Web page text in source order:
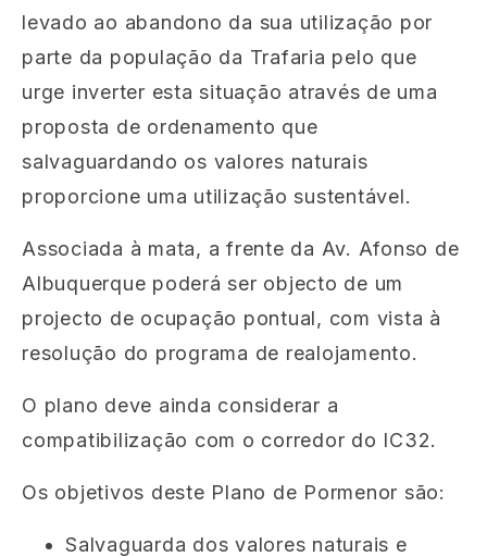
levado ao abandono da sua utilização por
parte da população da Trafaria pelo que
urge inverter esta situação através de uma
proposta de ordenamento que
salvaguardando os valores naturais
proporcione uma utilização sustentável.
Associada à mata, a frente da Av. Afonso de
Albuquerque poderá ser objecto de um
projecto de ocupação pontual, com vista à
resolução do programa de realojamento.
O plano deve ainda considerar a
compatibilização com o corredor do IC32.
Os objetivos deste Plano de Pormenor são:
Salvaguarda dos valores naturais e